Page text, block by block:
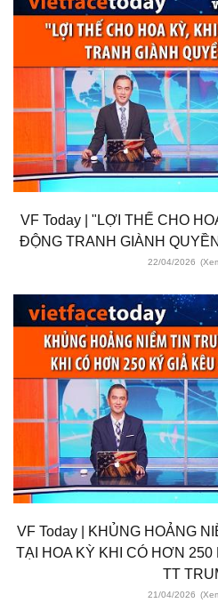
VF Today | "LỢI THẾ CHO
ĐỘNG TRANH GIÀNH
22/04/2026
VF Today | KHỦNG HOẢNG
TẠI HOA KỲ KHI CÓ HƠN 250
TT
21/04/2026